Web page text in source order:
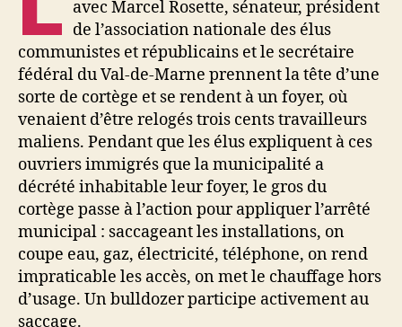
avec Marcel Rosette, sénateur, président
de l’association nationale des élus
communistes et républicains et le secrétaire
fédéral du Val-de-Marne prennent la tête d’une
sorte de cortège et se rendent à un foyer, où
venaient d’être relogés trois cents travailleurs
maliens. Pendant que les élus expliquent à ces
ouvriers immigrés que la municipalité a
décrété inhabitable leur foyer, le gros du
cortège passe à l’action pour appliquer l’arrêté
municipal : saccageant les installations, on
coupe eau, gaz, électricité, téléphone, on rend
impraticable les accès, on met le chauffage hors
d’usage. Un bulldozer participe activement au
saccage.